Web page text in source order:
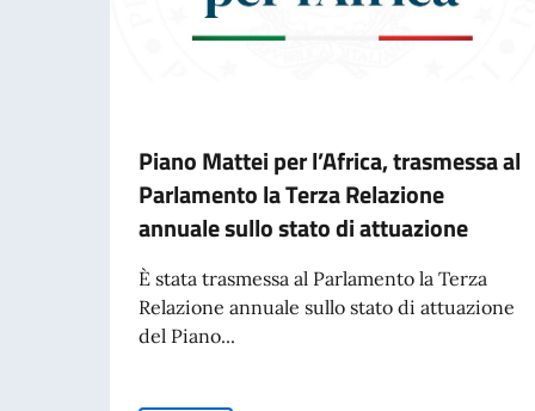
Piano Mattei per l’Africa, trasmessa al
Parlamento la Terza Relazione
annuale sullo stato di attuazione
È stata trasmessa al Parlamento la Terza
Relazione annuale sullo stato di attuazione
del Piano...